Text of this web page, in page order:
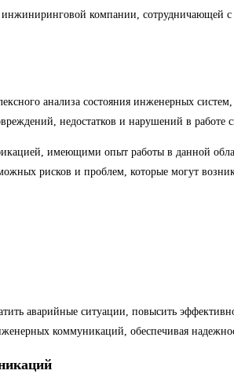
компании, сотрудничающей
анализа состояния инженерных
недостатков и нарушений в работе
имеющими опыт работы в данной
рисков и проблем, которые могут
аварийные ситуации, повысить
коммуникаций, обеспечивая